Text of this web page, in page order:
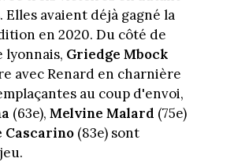
Elles avaient déjà gagné la
en 2020. Du côté de
lyonnais, Griedge Mbock
avec Renard en charnière
au coup d'envoi,
(63e), Melvine Malard (75e)
Cascarino(83e) sont